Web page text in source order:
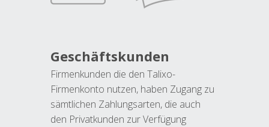
Geschäftskunden
Firmenkunden die den Talixo-
Firmenkonto nutzen, haben Zugang zu
sämtlichen Zahlungsarten, die auch
den Privatkunden zur Verfügung